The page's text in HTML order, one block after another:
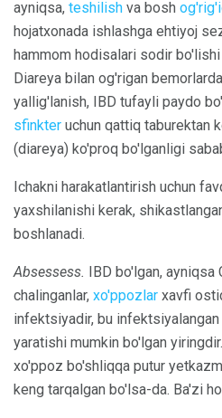
ayniqsa, teshilish va bosh
hojatxonada ishlashga ehtiyoj
hammom hodisalari sodir
Diareya bilan og'rigan
yallig'lanish, IBD tufayli paydo
sfinkter uchun qattiq taburektan
(diareya) ko'proq bo'lganligi
Ichakni harakatlantirish uchun
yaxshilanishi kerak,
boshlanadi.
Absessess.
IBD bo'lgan,
chalinganlar, xo'ppozlar xavfi
infektsiyadir, bu
yaratishi mumkin bo'lgan
xo'ppoz bo'shliqqa putur
keng tarqalgan bo'lsa-da. Ba'zi